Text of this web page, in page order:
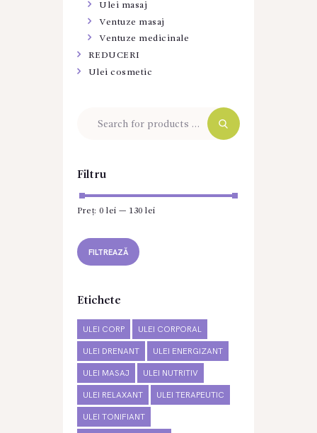
Ulei masaj
Ventuze masaj
Ventuze medicinale
REDUCERI
Ulei cosmetic
Filtru
FILTREAZĂ
Preț: 0 lei — 130 lei
Etichete
ULEI CORP ULEI CORPORAL
ULEI DRENANT ULEI ENERGIZANT
ULEI MASAJ ULEI NUTRITIV
ULEI RELAXANT ULEI TERAPEUTIC
ULEI TONIFIANT